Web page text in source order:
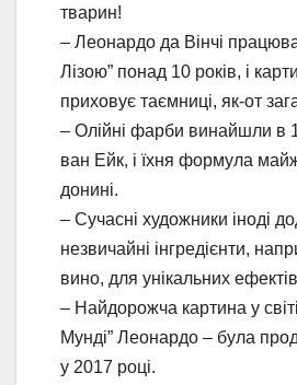
тварин!
– Леонардо да Вінчі
Лізою” понад 10 років, і
приховує таємниці, як-от
– Олійні фарби винайшли в
ван Ейк, і їхня формула
донині.
– Сучасні художники іноді
незвичайні інгредієнти,
вино, для унікальних
– Найдорожча картина у
Мунді” Леонардо – була
у 2017 році.